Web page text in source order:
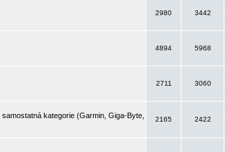
2980 3442
4894 5968
2711 3060
kategorie (Garmin, Giga-Byte,
2165 2422